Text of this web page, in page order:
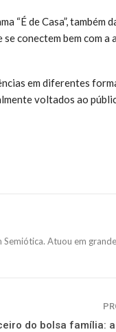
“É de Casa”, também
conectem bem com a
em diferentes
voltados ao
Atuou em
do bolsa família: